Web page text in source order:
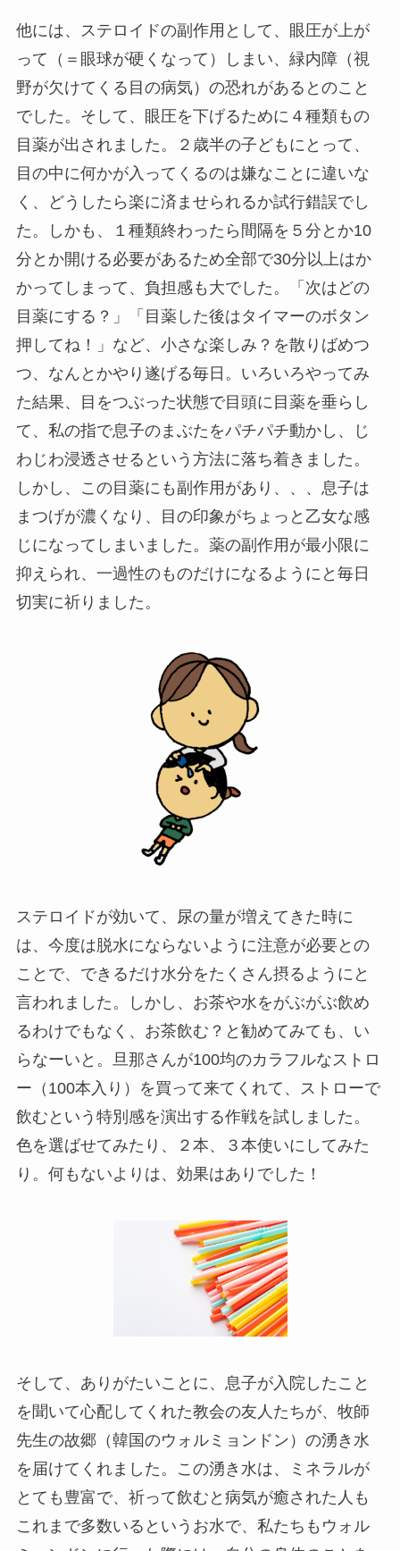
他には、ステロイドの副作用として、眼圧が上が
って（＝眼球が硬くなって）しまい、緑内障（視
野が欠けてくる目の病気）の恐れがあるとのこと
でした。そして、眼圧を下げるために４種類もの
目薬が出されました。２歳半の子どもにとって、
目の中に何かが入ってくるのは嫌なことに違いな
く、どうしたら楽に済ませられるか試行錯誤でし
た。しかも、１種類終わったら間隔を５分とか10
分とか開ける必要があるため全部で30分以上はか
かってしまって、負担感も大でした。「次はどの
目薬にする？」「目薬した後はタイマーのボタン
押してね！」など、小さな楽しみ？を散りばめつ
つ、なんとかやり遂げる毎日。いろいろやってみ
た結果、目をつぶった状態で目頭に目薬を垂らし
て、私の指で息子のまぶたをパチパチ動かし、じ
わじわ浸透させるという方法に落ち着きました。
しかし、この目薬にも副作用があり、、、息子は
まつげが濃くなり、目の印象がちょっと乙女な感
じになってしまいました。薬の副作用が最小限に
抑えられ、一過性のものだけになるようにと毎日
切実に祈りました。
ステロイドが効いて、尿の量が増えてきた時に
は、今度は脱水にならないように注意が必要との
ことで、できるだけ水分をたくさん摂るようにと
言われました。しかし、お茶や水をがぶがぶ飲め
るわけでもなく、お茶飲む？と勧めてみても、い
らなーいと。旦那さんが100均のカラフルなストロ
ー（100本入り）を買って来てくれて、ストローで
飲むという特別感を演出する作戦を試しました。
色を選ばせてみたり、２本、３本使いにしてみた
り。何もないよりは、効果はありでした！
そして、ありがたいことに、息子が入院したこと
を聞いて心配してくれた教会の友人たちが、牧師
先生の故郷（韓国のウォルミョンドン）の湧き水
を届けてくれました。この湧き水は、ミネラルが
とても豊富で、祈って飲むと病気が癒された人も
これまで多数いるというお水で、私たちもウォル